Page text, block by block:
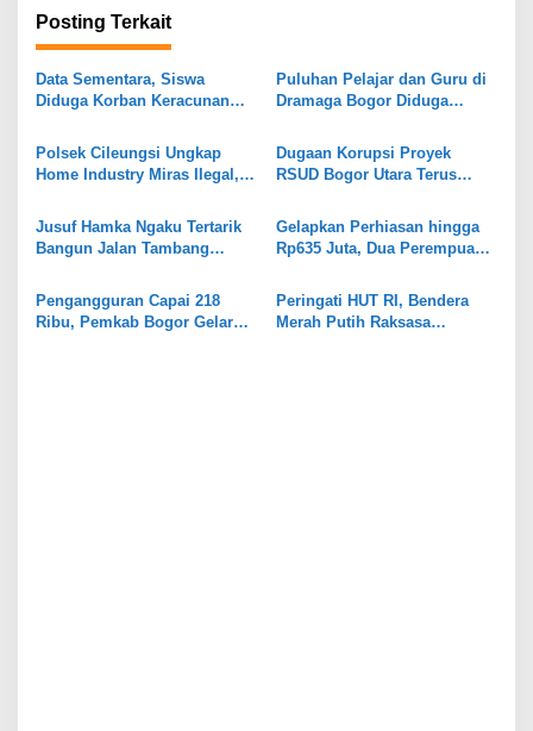
g
a
s
p
o
s
Posting Terkait
Data Sementara, Siswa
Diduga Korban Keracunan
25 Orang
Puluhan Pelajar dan Guru di
Dramaga Bogor Diduga
MBG
Polsek Cileungsi Ungkap
Home Industry Miras Ilegal,
Dugaan Korupsi Proyek
RSUD Bogor Utara Terus
Kejari
Jusuf Hamka Ngaku Tertarik
Bangun Jalan Tambang
Gelapkan Perhiasan hingga
Rp635 Juta, Dua Perempuan
Ditangkap
Pengangguran Capai 218
Ribu, Pemkab Bogor Gelar
Peringati HUT RI, Bendera
Merah Putih Raksasa